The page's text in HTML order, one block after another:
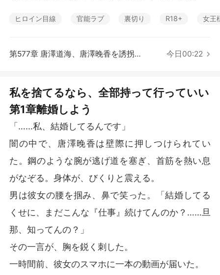
環境を与えるために頑張っているのだと信じていた。
つけられた彼女は初めて知る。岩田皓輝は新婚の夜か
ら、義理の妹である唐澤依奈と関係を持っていたのだ。
婚を決意した。
今更お嬢様気取りで、慰謝料も取らずに家を出るなん
て！」
「見ていればいい。あんな強がりが長く続くわけがな
い。数日もすれば惨めな姿で戻ってくるさ！」
人々は待ち続けた。しかし、唐澤晚香が離婚を後悔する
日は来ず、それどころか、岩田皓輝が雨の中で唐澤晚香
ースを賑わせた。
ヒロイン目線 官能ラブ 裏切り R18+ 女王
第577章 唐澤道海、唐澤晚香を誘拐 (パート2) 今日00:22
私を捨てるなら、全部持って行っていい
第1章離婚しよう
「……私、結婚してるんです」
闇の中で、唐澤晚香は壁際に押しつけられてい
た。鋼のような腕が逃げ道を塞ぎ、首筋を熱い息
がなぞる。身体が、びくりと震える。
男は彼女の腰を掴み、鼻で笑った。「結婚してる
くせに、まだこんな『仕事』続けてんのか？……旦
那、知ってんの？」
その一言が、胸を鋭く刺した。
一時間前、彼女のスマホに一本の動画が届いた。